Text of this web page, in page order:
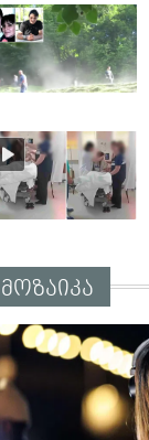
მოზაიკა